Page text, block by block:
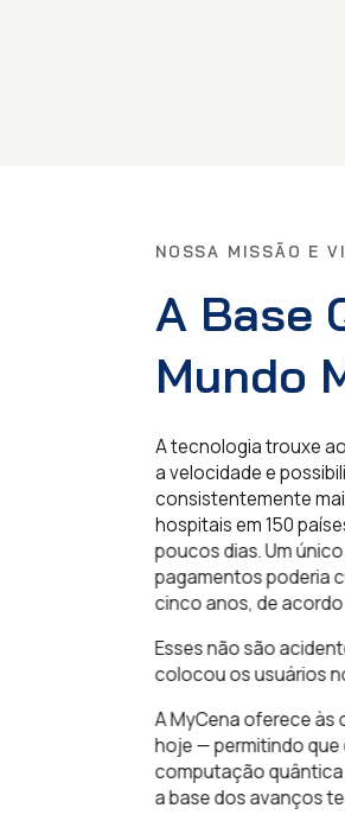
NOSSA MISSÃO E
A Base
Mundo
A tecnologia trouxe ao
a velocidade e
consistentemente mais
hospitais em 150
poucos dias. Um único
pagamentos poderia
cinco anos, de acordo
Esses não são
colocou os usuários
A MyCena oferece às
hoje — permitindo que
computação quântica
a base dos avanços